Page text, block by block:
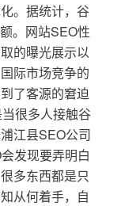
。据统计，谷
。网站SEO性
的曝光展示以
际市场竞争的
了客源的窘迫
很多人接触谷
江县SEO公司
发现要弄明白
多东西都是只
从何着手，自